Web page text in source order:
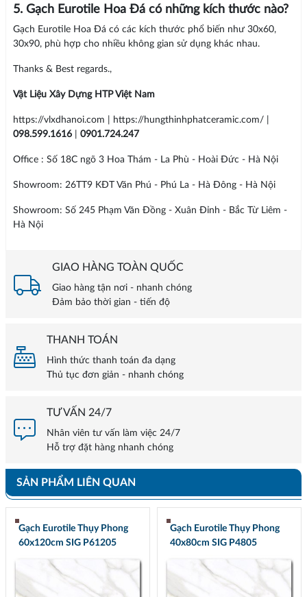
5. Gạch Eurotile Hoa Đá có những kích thước nào?
Gạch Eurotile Hoa Đá có các kích thước phổ biến như 30x60,
30x90, phù hợp cho nhiều không gian sử dụng khác nhau.
Thanks & Best regards.,
Vật Liệu Xây Dựng HTP Việt Nam
https://vlxdhanoi.com | https://hungthinhphatceramic.com/ |
098.599.1616| 0901.724.247
Office : Số 18C ngõ 3 Hoa Thám - La Phù - Hoài Đức - Hà Nội
Showroom: 26TT9 KĐT Văn Phú - Phú La - Hà Đông - Hà Nội
Showroom: Số 245 Phạm Văn Đồng - Xuân Đỉnh - Bắc Từ Liêm -
Hà Nội
GIAO HÀNG TOÀN QUỐC
Giao hàng tận nơi - nhanh chóng
Đảm bảo thời gian - tiến độ
THANH TOÁN
Hình thức thanh toán đa dạng
Thủ tục đơn giản - nhanh chóng
TƯ VẤN 24/7
Nhân viên tư vấn làm việc 24/7
Hỗ trợ đặt hàng nhanh chóng
SẢN PHẨM LIÊN QUAN
Gạch Eurotile Thụy Phong
60x120cm SIG P61205
Gạch Eurotile Thụy Phong
40x80cm SIG P4805